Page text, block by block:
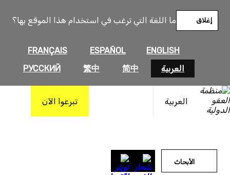
ما اللغة التي ترغب في استخدام هذا الموقع بها؟
ENGLISH
ESPAÑOL
FRANÇAIS
العربية
简中
繁中
РУССКИЙ
إغلاق
العربية تبرعوا الآن
المحتوى
الأبحاث